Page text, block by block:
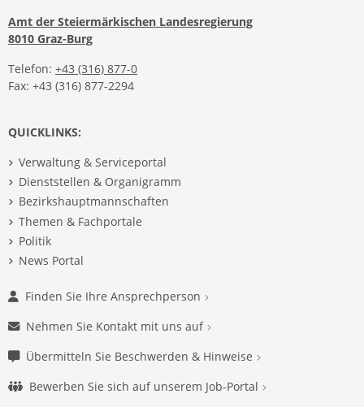
Amt der Steiermärkischen Landesregierung
8010 Graz-Burg
Telefon: +43 (316) 877-0
Fax: +43 (316) 877-2294
QUICKLINKS:
Verwaltung & Serviceportal
Dienststellen & Organigramm
Bezirkshauptmannschaften
Themen & Fachportale
Politik
News Portal
Finden Sie Ihre Ansprechperson
Nehmen Sie Kontakt mit uns auf
Übermitteln Sie Beschwerden & Hinweise
Bewerben Sie sich auf unserem Job-Portal